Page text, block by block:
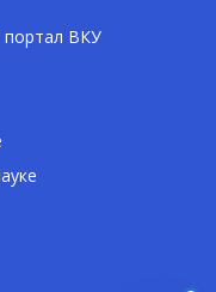
ВКУ
Отвечу